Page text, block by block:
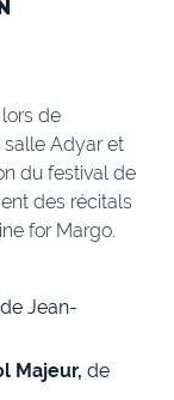
de
Adyar et
du festival de
des récitals
for Margo.
Jean-
Majeur, de